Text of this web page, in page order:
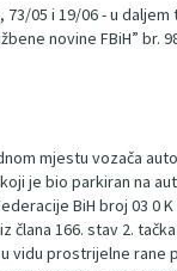
05 i 19/06 - u daljem
novine FBiH” br.
mjestu vozača
je bio parkiran na
BiH broj 03 0 K
člana 166. stav 2.
vidu prostrijelne rane